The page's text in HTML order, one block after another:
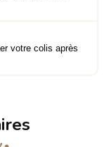
votre colis après